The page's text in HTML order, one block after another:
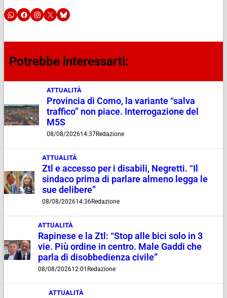
Potrebbe interessarti:
ATTUALITÀ
Provincia di Como, la variante “salva
traffico” non piace. Interrogazione del
M5S
08/08/202614:37Redazione
ATTUALITÀ
Ztl e accesso per i disabili, Negretti. “Il
sindaco prima di parlare almeno legga le
sue delibere”
08/08/202614:36Redazione
ATTUALITÀ
Rapinese e la Ztl: “Stop alle bici solo in 3
vie. Più ordine in centro. Male Gaddi che
parla di disobbedienza civile”
08/08/202612:01 Redazione
ATTUALITÀ